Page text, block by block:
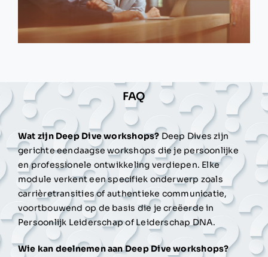
FAQ
Wat zijn Deep Dive workshops? Deep Dives zijn
gerichte eendaagse workshops die je persoonlijke
en professionele ontwikkeling verdiepen. Elke
module verkent een specifiek onderwerp zoals
carrièretransities of authentieke communicatie,
voortbouwend op de basis die je creëerde in
Persoonlijk Leiderschap of Leiderschap DNA.
Wie kan deelnemen aan Deep Dive workshops?